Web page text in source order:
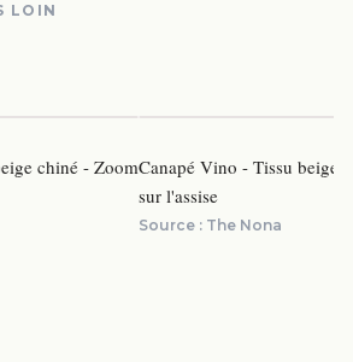
LOIN
chiné - ZoomCanapé Vino - Tissu beige
sur l'assise
Source : The Nona